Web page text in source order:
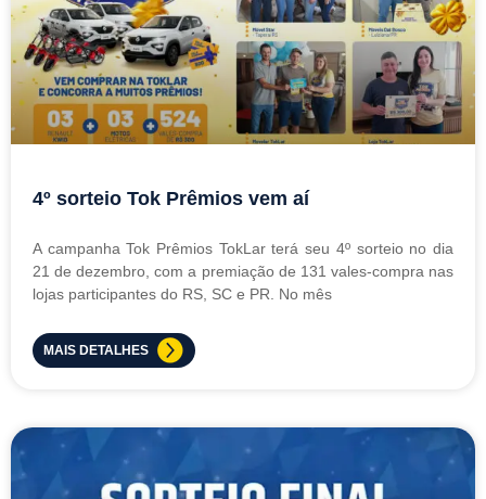
4º sorteio Tok Prêmios vem aí
A campanha Tok Prêmios TokLar terá seu 4º sorteio no dia
21 de dezembro, com a premiação de 131 vales-compra nas
lojas participantes do RS, SC e PR. No mês
MAIS DETALHES